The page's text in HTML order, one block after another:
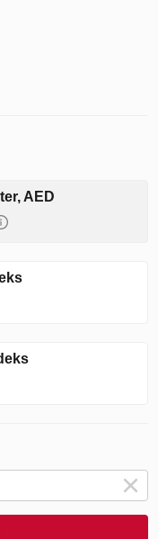
AED